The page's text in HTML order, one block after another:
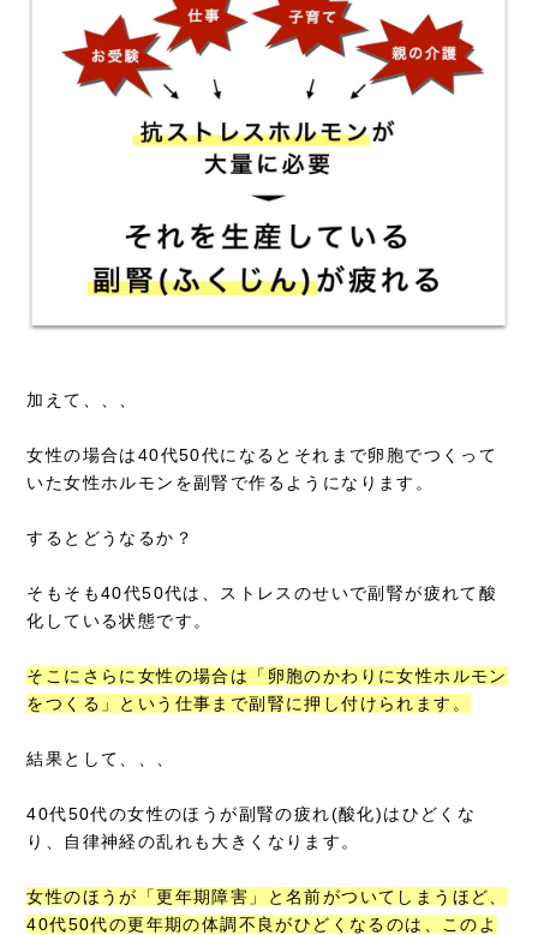
加えて、、、
女性の場合は40代50代になるとそれまで卵胞でつくって
いた女性ホルモンを副腎で作るようになります。
するとどうなるか？
そもそも40代50代は、ストレスのせいで副腎が疲れて酸
化している状態です。
そこにさらに女性の場合は「卵胞のかわりに女性ホルモン
をつくる」という仕事まで副腎に押し付けられます。
結果として、、、
40代50代の女性のほうが副腎の疲れ(酸化)はひどくな
り、自律神経の乱れも大きくなります。
女性のほうが「更年期障害」と名前がついてしまうほど、
40代50代の更年期の体調不良がひどくなるのは、このよ